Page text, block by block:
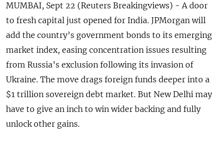
MUMBAI, Sept 22 (Reuters Breakingviews) - A door
to fresh capital just opened for India. JPMorgan will
add the country’s government bonds to its emerging
market index, easing concentration issues resulting
from Russia’s exclusion following its invasion of
Ukraine. The move drags foreign funds deeper into a
$1 trillion sovereign debt market. But New Delhi may
have to give an inch to win wider backing and fully
unlock other gains.